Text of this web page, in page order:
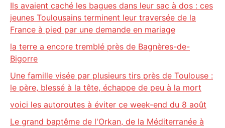
Ils avaient caché les bagues dans leur sac à dos : ces
jeunes Toulousains terminent leur traversée de la
France à pied par une demande en mariage
la terre a encore tremblé près de Bagnères-de-
Bigorre
Une famille visée par plusieurs tirs près de Toulouse :
le père, blessé à la tête, échappe de peu à la mort
voici les autoroutes à éviter ce week-end du 8 août
Le grand baptême de l'Orkan, de la Méditerranée à